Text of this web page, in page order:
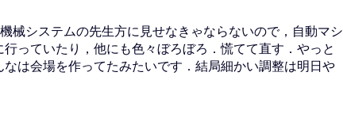
械システムの先生方に見せなきゃならないので，自動マシ
っていたり，他にも色々ぼろぼろ．慌てて直す．やっと
は会場を作ってたみたいです．結局細かい調整は明日や